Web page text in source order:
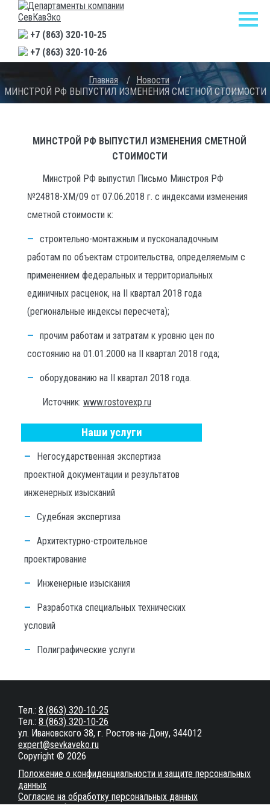
+7 (863) 320-10-25
+7 (863) 320-10-26
Главная / Новости
/
МИНСТРОЙ РФ ВЫПУСТИЛ ИЗМЕНЕНИЯ СМЕТНОЙ СТОИМОСТИ
МИНСТРОЙ РФ ВЫПУСТИЛ ИЗМЕНЕНИЯ СМЕТНОЙ
СТОИМОСТИ
Минстрой РФ выпустил Письмо Минстроя РФ
№24818-ХМ/09 от 07.06.2018 г. с индексами изменения
сметной стоимости к:
строительно-монтажным и пусконаладочным
работам по объектам строительства, определяемым с
применением федеральных и территориальных
единичных расценок, на II квартал 2018 года
(региональные индексы пересчета);
прочим работам и затратам к уровню цен по
состоянию на 01.01.2000 на II квартал 2018 года;
оборудованию на II квартал 2018 года.
Источник: www.rostovexp.ru
Наши услуги
Негосударственная экспертиза
проектной документации и результатов
инженерных изысканий
Судебная экспертиза
Архитектурно-строительное
проектирование
Инженерные изыскания
Разработка специальных технических
условий
Полиграфические услуги
Тел.: 8 (863) 320-10-25
Тел.: 8 (863) 320-10-26
ул. Ивановского 38, г. Ростов-на-Дону, 344012
expert@sevkaveko.ru
Copyright © 2026
Положение о конфиденциальности и защите персональных
данных
Согласие на обработку персональных данных
Настройки файлов cookie